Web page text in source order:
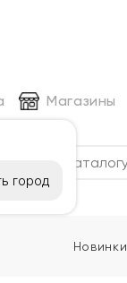
город
Магазины
Новинки